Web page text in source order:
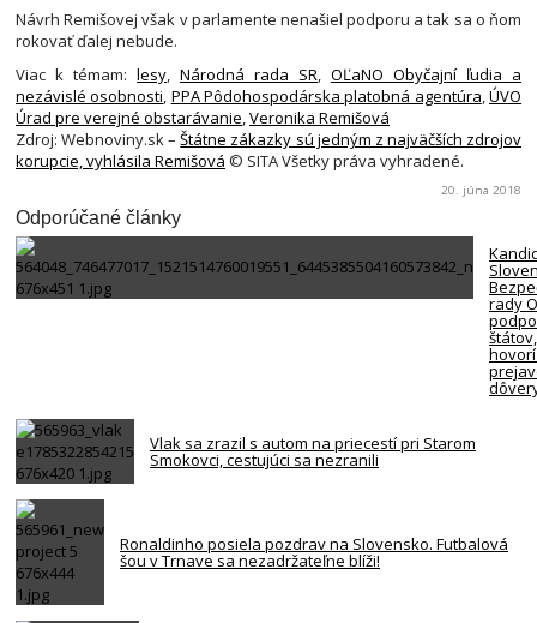
Návrh Remišovej však v parlamente nenašiel podporu a tak sa o ňom
rokovať ďalej nebude.
Viac k témam: lesy, Národná rada SR, OĽaNO Obyčajní ľudia a
nezávislé osobnosti, PPA Pôdohospodárska platobná agentúra,ÚVO
Úrad pre verejné obstarávanie,Veronika Remišová
Zdroj: Webnoviny.sk –Štátne zákazky sú jedným z najväčších zdrojov
korupcie, vyhlásila Remišová © SITA Všetky práva vyhradené.
20. júna 2018
Odporúčané články
rady
Vlak sa zrazil s autom na priecestí pri Starom
Smokovci, cestujúci sa nezranili
Ronaldinho posiela pozdrav na Slovensko. Futbalová
šou v Trnave sa nezadržateľne blíži!